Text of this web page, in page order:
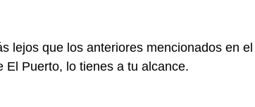
lejos que los anteriores mencionados en el
El Puerto, lo tienes a tu alcance.